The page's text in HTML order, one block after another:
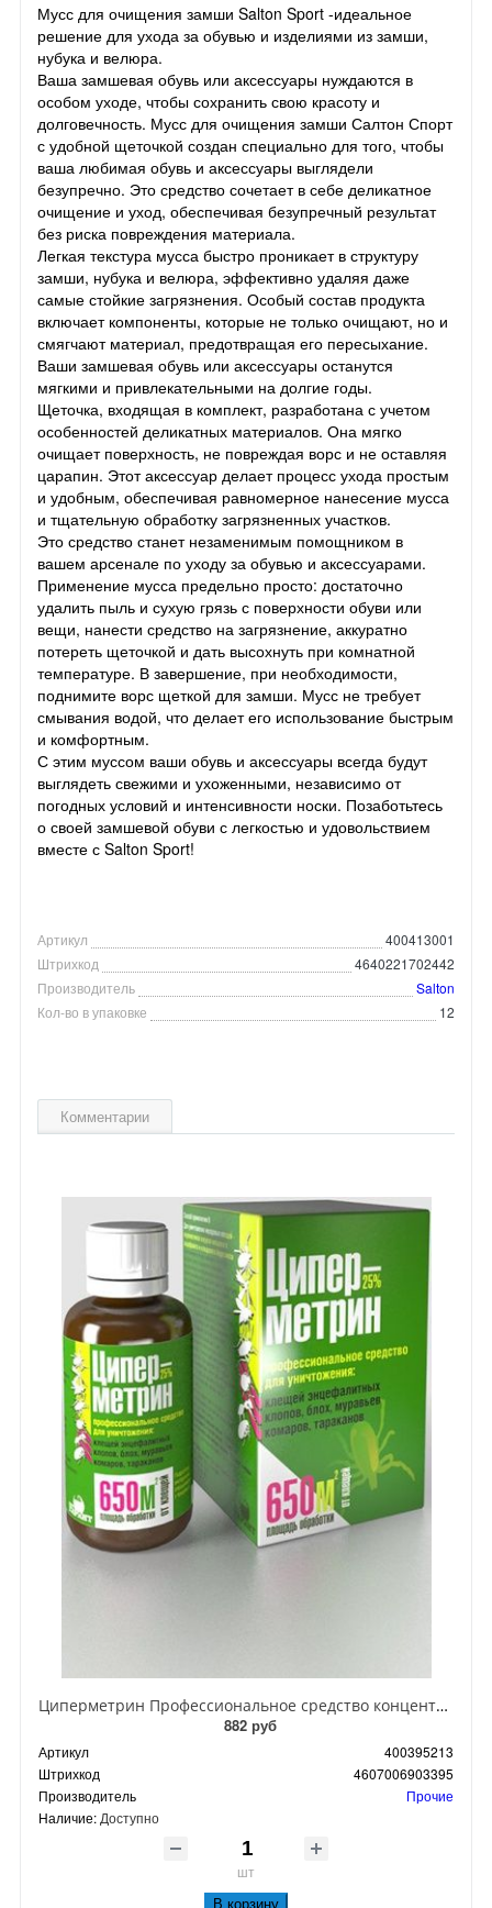
Мусс для очищения замши Salton Sport -идеальное
решение для ухода за обувью и изделиями из замши,
нубука и велюра.
Ваша замшевая обувь или аксессуары нуждаются в
особом уходе, чтобы сохранить свою красоту и
долговечность. Мусс для очищения замши Салтон Спорт
с удобной щеточкой создан специально для того, чтобы
ваша любимая обувь и аксессуары выглядели
безупречно. Это средство сочетает в себе деликатное
очищение и уход, обеспечивая безупречный результат
без риска повреждения материала.
Легкая текстура мусса быстро проникает в структуру
замши, нубука и велюра, эффективно удаляя даже
самые стойкие загрязнения. Особый состав продукта
включает компоненты, которые не только очищают, но и
смягчают материал, предотвращая его пересыхание.
Ваши замшевая обувь или аксессуары останутся
мягкими и привлекательными на долгие годы.
Щеточка, входящая в комплект, разработана с учетом
особенностей деликатных материалов. Она мягко
очищает поверхность, не повреждая ворс и не оставляя
царапин. Этот аксессуар делает процесс ухода простым
и удобным, обеспечивая равномерное нанесение мусса
и тщательную обработку загрязненных участков.
Это средство станет незаменимым помощником в
вашем арсенале по уходу за обувью и аксессуарами.
Применение мусса предельно просто: достаточно
удалить пыль и сухую грязь с поверхности обуви или
вещи, нанести средство на загрязнение, аккуратно
потереть щеточкой и дать высохнуть при комнатной
температуре. В завершение, при необходимости,
поднимите ворс щеткой для замши. Мусс не требует
смывания водой, что делает его использование быстрым
и комфортным.
С этим муссом ваши обувь и аксессуары всегда будут
выглядеть свежими и ухоженными, независимо от
погодных условий и интенсивности носки. Позаботьтесь
о своей замшевой обуви с легкостью и удовольствием
вместе с Salton Sport!
Артикул
400413001
Штрихкод
4640221702442
Производитель
Salton
Кол-во в упаковке
12
Комментарии
Циперметрин Профессиональное средство концентрат эмульсии 25% для уничтожения тараканов, мух,комаров, блох, клопов, муравьев, ос 50 мл
882 руб
Артикул
400395213
Штрихкод
4607006903395
Производитель
Прочие
Наличие: Доступно
шт
В корзину